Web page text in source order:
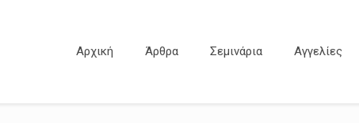
Αρχική Άρθρα Σεμινάρια Αγγελίες